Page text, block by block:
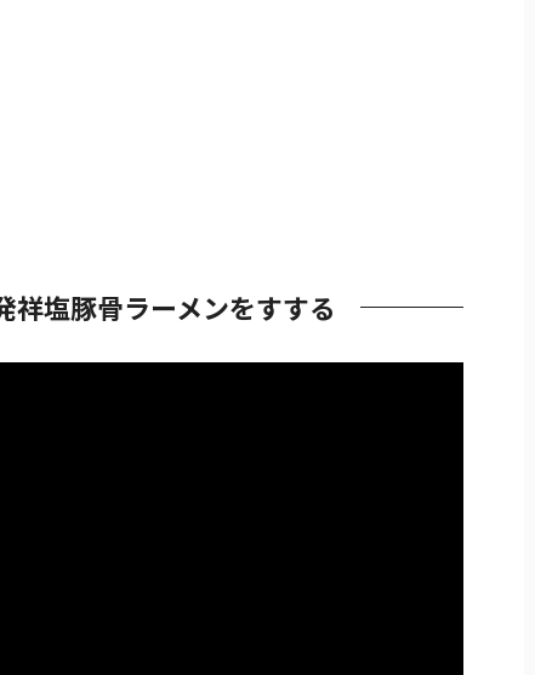
祥塩豚骨ラーメンをすする